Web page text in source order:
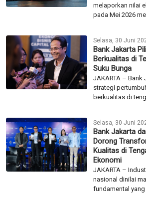
melaporkan nilai
pada Mei 2026
Selasa, 30 Juni
Bank Jakarta
Berkualitas di
Suku Bunga
JAKARTA – Bank
strategi
berkualitas di
Selasa, 30 Juni
Bank Jakarta
Dorong
Kualitas di
Ekonomi
JAKARTA –
nasional dinilai
fundamental yang